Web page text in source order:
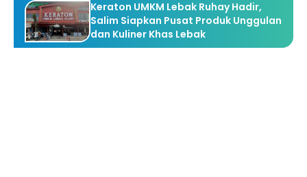
Keraton UMKM Lebak Ruhay Hadir,
Salim Siapkan Pusat Produk Unggulan
dan Kuliner Khas Lebak